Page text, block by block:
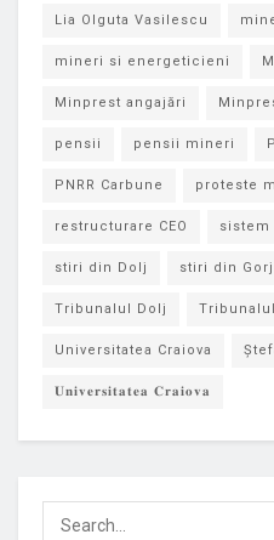
Lia Olguta Vasilescu
mineri si energeticieni
Minprest angajări
pensii pensii mineri
PNRR Carbune proteste
restructurare CEO sistem
stiri din Dolj stiri din Gorj
Tribunalul Dolj
Universitatea Craiova
𝐔𝐧𝐢𝐯𝐞𝐫𝐬𝐢𝐭𝐚𝐭𝐞𝐚 𝐂𝐫𝐚𝐢𝐨𝐯𝐚